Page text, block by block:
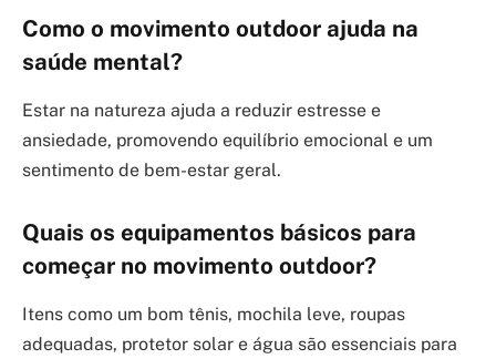
Como o movimento outdoor ajuda na
saúde mental?
Estar na natureza ajuda a reduzir estresse e
ansiedade, promovendo equilíbrio emocional e um
sentimento de bem-estar geral.
Quais os equipamentos básicos para
começar no movimento outdoor?
Itens como um bom tênis, mochila leve, roupas
adequadas, protetor solar e água são essenciais para